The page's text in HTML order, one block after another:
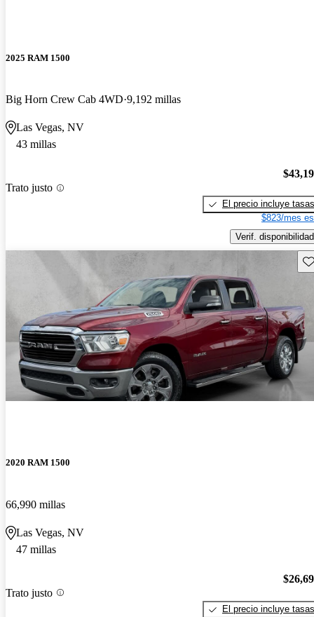
2025 RAM 1500
Big Horn Crew Cab 4WD 9,192 millas
Las Vegas, NV
43 millas
Trato justo
El precio incluye tasas
$823/mes
Verif. disponibilidad
2020 RAM 1500
66,990 millas
Las Vegas, NV
47 millas
Trato justo
El precio incluye tasas